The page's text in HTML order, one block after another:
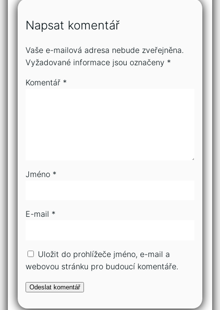
Napsat komentář
Vaše e-mailová adresa nebude zveřejněna.
Vyžadované informace jsou označeny *
Komentář *
Jméno *
E-mail *
Uložit do prohlížeče jméno, e-mail a
webovou stránku pro budoucí komentáře.